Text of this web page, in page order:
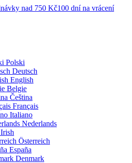
nad 750 Kč100 dní na vrácení
Polski
Deutsch
English
Belgie
Čeština
Français
Italiano
Nederlands
Irish
Österreich
España
Denmark